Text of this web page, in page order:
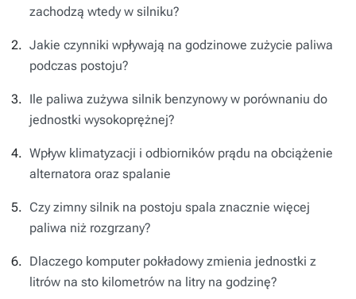
zachodzą wtedy w silniku?
Jakie czynniki wpływają na godzinowe zużycie paliwa
podczas postoju?
Ile paliwa zużywa silnik benzynowy w porównaniu do
jednostki wysokoprężnej?
Wpływ klimatyzacji i odbiorników prądu na obciążenie
alternatora oraz spalanie
Czy zimny silnik na postoju spala znacznie więcej
paliwa niż rozgrzany?
Dlaczego komputer pokładowy zmienia jednostki z
litrów na sto kilometrów na litry na godzinę?